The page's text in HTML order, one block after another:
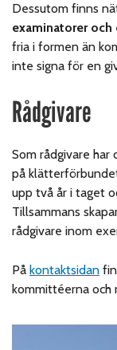
Dessutom finns
examinatorer
fria i formen än
inte signa för en
Rådgivare
Som rådgivare har
på
upp två år i taget
Tillsammans
rådgivare inom
Påkontaktsidan
kommittéerna och